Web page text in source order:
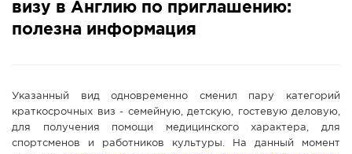
СПРАВОЧНИК
ОБЪЯВЛЕНИЯ
СПРАВКА
КАМЕРЫ
визу в Англию по приглашению:
полезна информация
Указанный вид одновременно сменил пару категорий
краткосрочных виз - семейную, детскую, гостевую деловую,
для получения помощи медицинского характера, для
спортсменов и работников культуры. На данный момент